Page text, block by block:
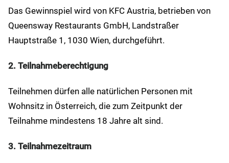
Das Gewinnspiel wird von KFC Austria, betrieben von
Queensway Restaurants GmbH, Landstraßer
Hauptstraße 1, 1030 Wien, durchgeführt.
2. Teilnahmeberechtigung
Teilnehmen dürfen alle natürlichen Personen mit
Wohnsitz in Österreich, die zum Zeitpunkt der
Teilnahme mindestens 18 Jahre alt sind.
3. Teilnahmezeitraum